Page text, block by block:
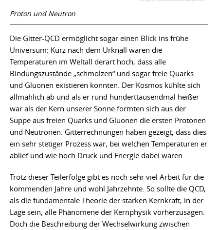
Proton und Neutron
Die Gitter-QCD ermöglicht sogar einen Blick ins frühe
Universum: Kurz nach dem Urknall waren die
Temperaturen im Weltall derart hoch, dass alle
Bindungszustände „schmolzen“ und sogar freie Quarks
und Gluonen existieren konnten. Der Kosmos kühlte sich
allmählich ab und als er rund hunderttausendmal heißer
war als der Kern unserer Sonne formten sich aus der
Suppe aus freien Quarks und Gluonen die ersten Protonen
und Neutronen. Gitterrechnungen haben gezeigt, dass dies
ein sehr stetiger Prozess war, bei welchen Temperaturen er
ablief und wie hoch Druck und Energie dabei waren.
Trotz dieser Teilerfolge gibt es noch sehr viel Arbeit für die
kommenden Jahre und wohl Jahrzehnte. So sollte die QCD,
als die fundamentale Theorie der starken Kernkraft, in der
Lage sein, alle Phänomene der Kernphysik vorherzusagen.
Doch die Beschreibung der Wechselwirkung zwischen